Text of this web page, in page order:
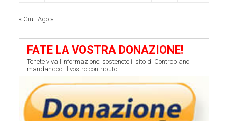
« Giu Ago »
FATE LA VOSTRA DONAZIONE!
Tenete viva l’informazione: sostenete il sito di Contropiano
mandandoci il vostro contributo!